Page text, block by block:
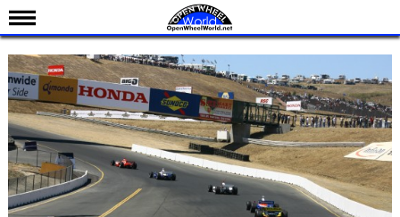
Nieuws
Kalender
Uitslagen
Standen
Coureurs
Teams